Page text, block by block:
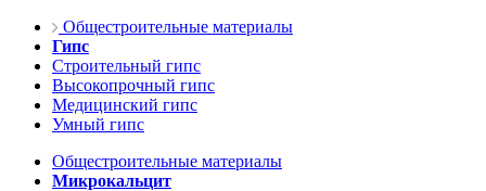
Общестроительные материалы
Гипс
Строительный гипс
Высокопрочный гипс
Медицинский гипс
Умный гипс
Общестроительные материалы
Микрокальцит